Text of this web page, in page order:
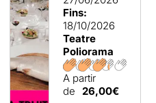
Fins:
18/10/2026
Teatre
Poliorama
A partir
de
26,00€